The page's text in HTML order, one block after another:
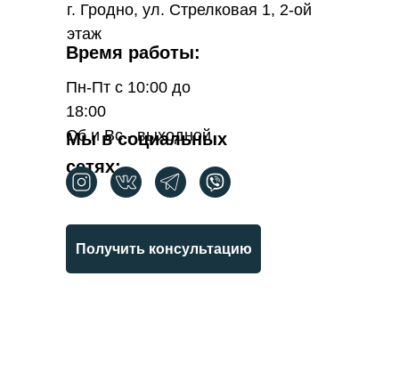
Мы в социальных
сетях:
г. Гродно, ул. Стрелковая 1, 2-ой
этаж
Время работы:
Пн-Пт с 10:00 до
18:00
Сб и Вс - выходной
Получить консультацию